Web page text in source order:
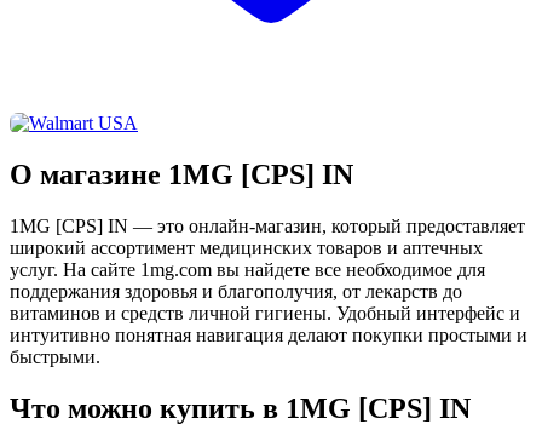
О магазине 1MG [CPS] IN
1MG [CPS] IN — это онлайн-магазин, который предоставляет
широкий ассортимент медицинских товаров и аптечных
услуг. На сайте 1mg.com вы найдете все необходимое для
поддержания здоровья и благополучия, от лекарств до
витаминов и средств личной гигиены. Удобный интерфейс и
интуитивно понятная навигация делают покупки простыми и
быстрыми.
Что можно купить в 1MG [CPS] IN